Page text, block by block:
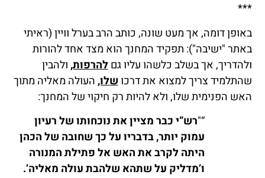
***
באופן דומה, אך מעט שונה, כותב הרב בערל וויין (ראיתי
באתר "ישיבה"): תפקיד המחנך הוא מצד אחד להורות
ולהדריך, אך בשלב כלשהו עליו גםלהרפות,ולהבין
שהתלמיד צריך למצוא את דרכושלו,העולה מאליה מתוך
האש הפנימית שלו, ולא להיות רק חיקוי של המחנך:
“"רש”י כבר מציין את נוכחותו של רעיון
עמוק יותר, בדבריו על כך שחובה של הכהן
היתה לקרב את האש אל פתילת המנורה
ו’מדליק על שתהא שלהבת עולה מאליה’.